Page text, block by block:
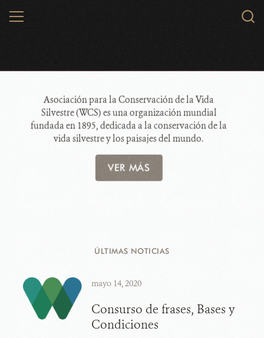
MENU
Asociación para la Conservación de la Vida
Silvestre (WCS) es una organización mundial
fundada en 1895, dedicada a la conservación de la
vida silvestre y los paisajes del mundo.
VER MÁS
ÚLTIMAS NOTICIAS
mayo 14, 2020
Consurso de frases, Bases y
Condiciones